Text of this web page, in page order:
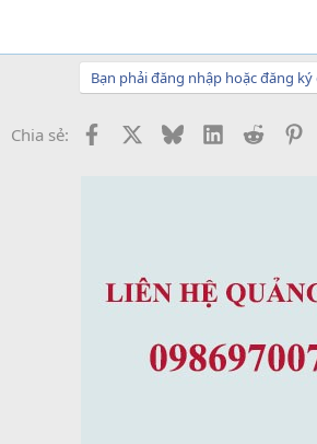
Bạn phải đăng nhập hoặc đăng
Chia sẻ: Facebook BlueskyLinkedInReddit